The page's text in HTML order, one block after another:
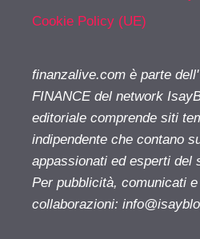
Cookie Policy (UE)
finanzalive.com è parte
FINANCE del network
editoriale comprende siti
indipendente che contano
appassionati ed esperti del
Per pubblicità, comunicati e
collaborazioni: